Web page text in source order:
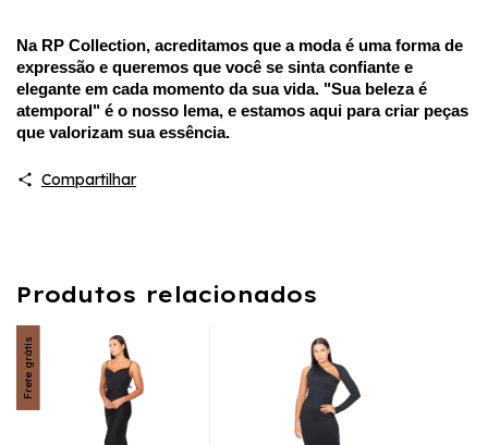
Na RP Collection, acreditamos que a moda é uma forma de
expressão e queremos que você se sinta confiante e
elegante em cada momento da sua vida. "Sua beleza é
atemporal" é o nosso lema, e estamos aqui para criar peças
que valorizam sua essência.
Compartilhar
Produtos relacionados
Frete grátis